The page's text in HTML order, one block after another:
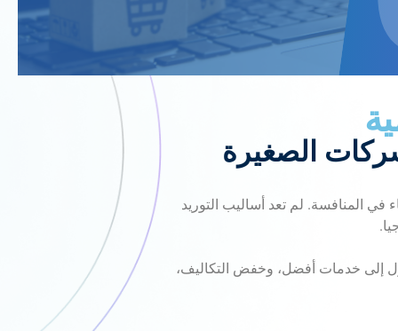
الصغيرة
المنافسة. لم تعد أساليب التوريد
إلى خدمات أفضل، وخفض التكاليف،